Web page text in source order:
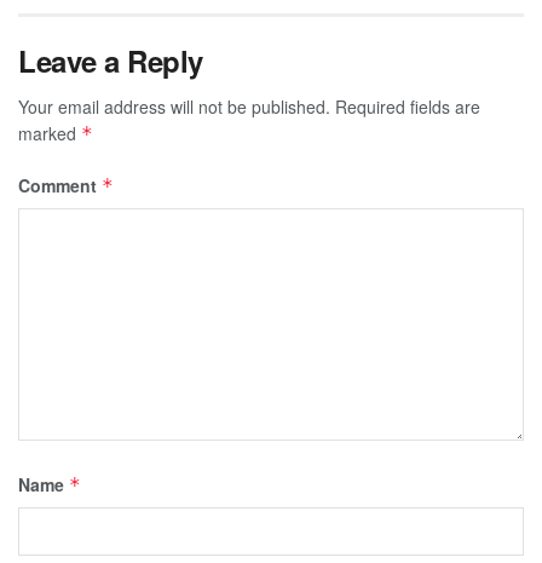
Leave a Reply
Your email address will not be published. Required fields are
marked *
Comment *
Name *